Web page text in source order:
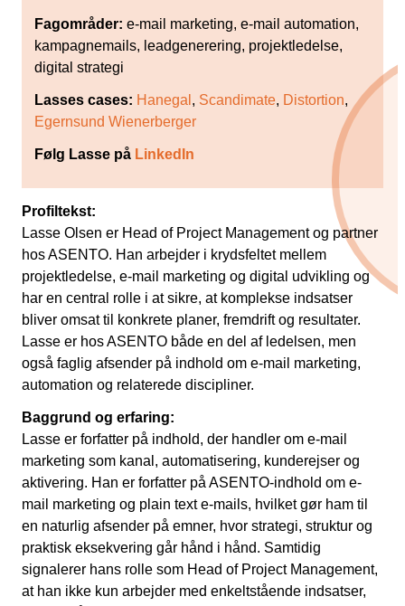
FÅ KORTLAGT DIN AI SYNLIGHED
Meta annoncering
Snapchat annoncering
LinkedIn annoncering
Pinterest annoncering
TikTok annoncering
PAID SEARCH
Google Ads
Display annoncering
Google shopping
Bing Ads
E-MAIL MARKETING
Kampagnemails
Leadgenerering
Fagområder: e-mail marketing, e-mail automation,
kampagnemails, leadgenerering, projektledelse,
digital strategi
Lasses cases: Hanegal , Scandimate, Distortion,
Egernsund Wienerberger
Følg Lasse på LinkedIn
Profiltekst:
Lasse Olsen er Head of Project Management og partner
hos ASENTO. Han arbejder i krydsfeltet mellem
projektledelse, e-mail marketing og digital udvikling og
har en central rolle i at sikre, at komplekse indsatser
bliver omsat til konkrete planer, fremdrift og resultater.
Lasse er hos ASENTO både en del af ledelsen, men
også faglig afsender på indhold om e-mail marketing,
automation og relaterede discipliner.
Baggrund og erfaring:
Lasse er forfatter på indhold, der handler om e-mail
marketing som kanal, automatisering, kunderejser og
aktivering. Han er forfatter på ASENTO-indhold om e-
mail marketing og plain text e-mails, hvilket gør ham til
en naturlig afsender på emner, hvor strategi, struktur og
praktisk eksekvering går hånd i hånd. Samtidig
signalerer hans rolle som Head of Project Management,
at han ikke kun arbejder med enkeltstående indsatser,